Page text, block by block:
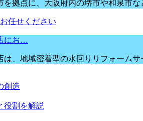
を拠点に、大阪府内の堺市や和泉市
にお…
は、地域密着型の水回りリフォーム
創造
役割を解説